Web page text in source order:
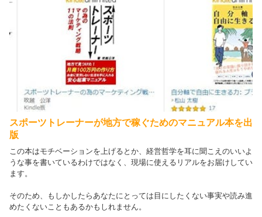
スポーツトレーナーが地方で稼ぐためのマニュアル本を出
版
この本はモチベーションを上げるとか、経営哲学を耳に聞こえのいいよ
うな事を書いているわけではなく、現場に使えるリアルをお届けしてい
ます。
そのため、もしかしたらあなたにとっては目にしたくない事実や読み進
めたくないこともあるかもしれません。